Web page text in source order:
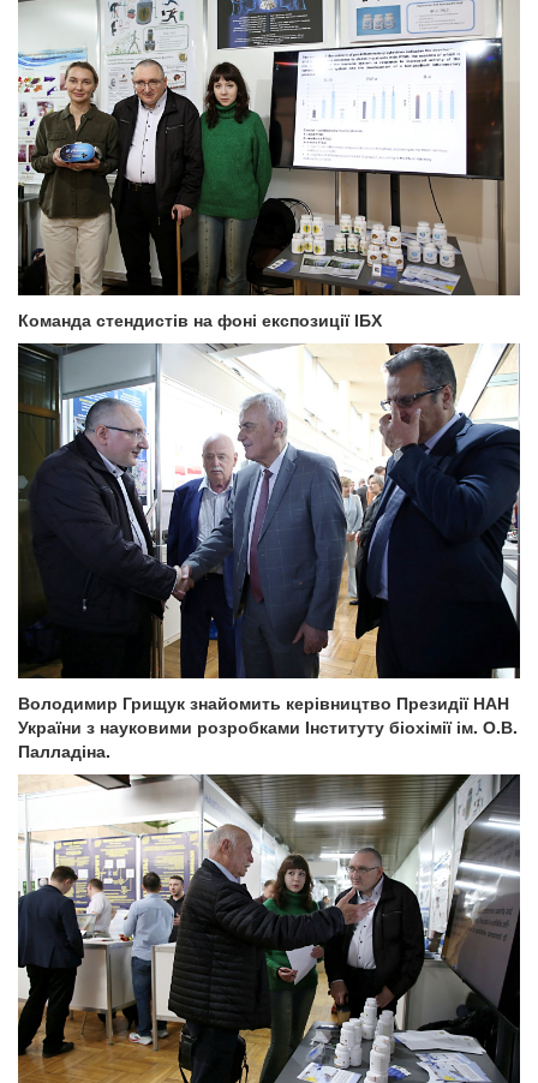
Команда стендистів на фоні експозиції ІБХ
Володимир Грищук знайомить керівництво Президії НАН
України з науковими розробками Інституту біохімії ім. О.В.
Палладіна.